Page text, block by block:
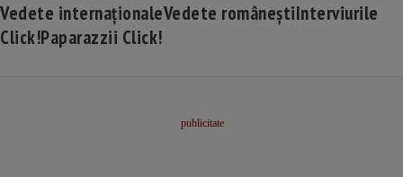
Vedete internaționaleVedete româneștiInterviurile
Click!Paparazzii Click!